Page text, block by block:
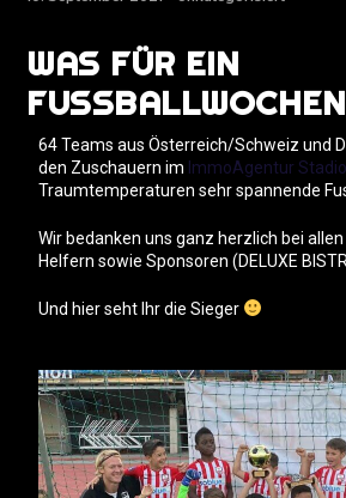
WAS FÜR EIN
64 Teams aus Österreich/Schweiz und
den Zuschauern im ImmoAgentur
Traumtemperaturen sehr spannende
Wir bedanken uns ganz herzlich bei
Helfern sowie Sponsoren (DELUXE
Und hier seht Ihr die Sieger